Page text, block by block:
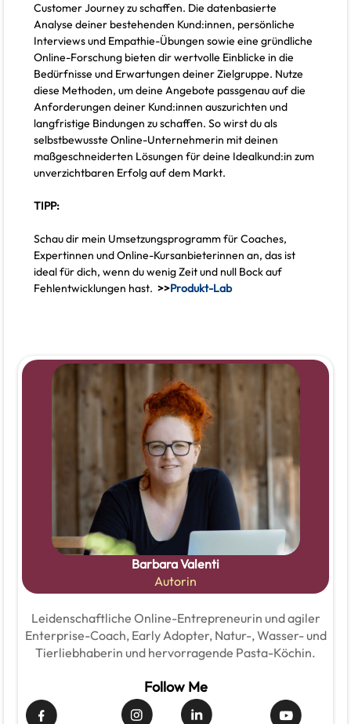
Customer Journey zu schaffen. Die datenbasierte
Analyse deiner bestehenden Kund:innen, persönliche
Interviews und Empathie-Übungen sowie eine gründliche
Online-Forschung bieten dir wertvolle Einblicke in die
Bedürfnisse und Erwartungen deiner Zielgruppe. Nutze
diese Methoden, um deine Angebote passgenau auf die
Anforderungen deiner Kund:innen auszurichten und
langfristige Bindungen zu schaffen. So wirst du als
selbstbewusste Online-Unternehmerin mit deinen
maßgeschneiderten Lösungen für deine Idealkund:in zum
unverzichtbaren Erfolg auf dem Markt.
TIPP:
Schau dir mein Umsetzungsprogramm für Coaches,
Expertinnen und Online-Kursanbieterinnen an, das ist
ideal für dich, wenn du wenig Zeit und null Bock auf
Fehlentwicklungen hast. >>Produkt-Lab
Barbara Valenti
Autorin
Leidenschaftliche Online-Entrepreneurin und agiler
Enterprise-Coach, Early Adopter, Natur-, Wasser- und
Tierliebhaberin und hervorragende Pasta-Köchin.
Follow Me